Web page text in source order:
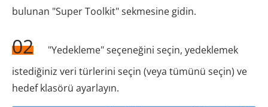
bulunan "Super Toolkit" sekmesine gidin.
02
"Yedekleme" seçeneğini seçin, yedeklemek
istediğiniz veri türlerini seçin (veya tümünü seçin) ve
hedef klasörü ayarlayın.